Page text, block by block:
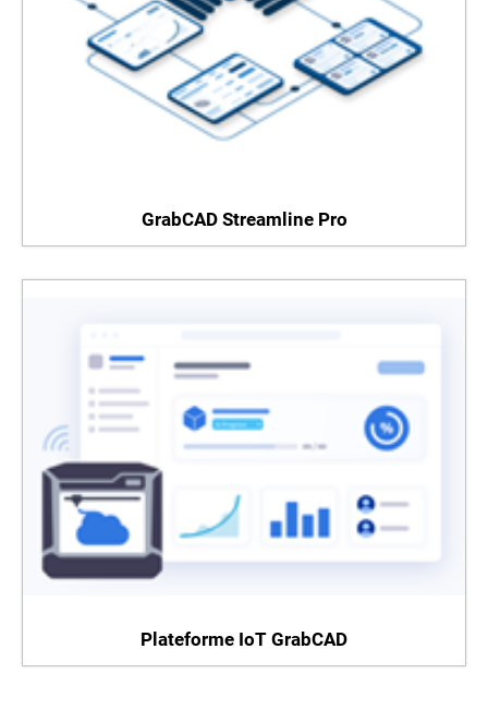
GrabCAD Streamline Pro
Plateforme IoT GrabCAD